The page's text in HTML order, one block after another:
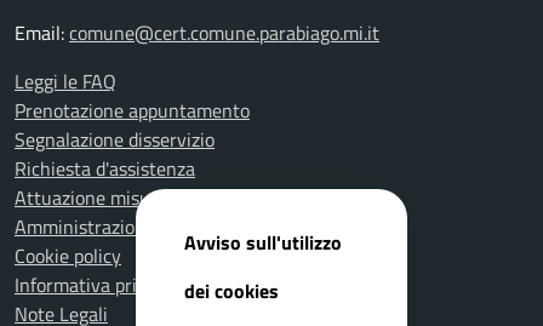
Email:comune@cert.comune.parabiago.mi.it
Leggi le FAQ
Prenotazione appuntamento
Segnalazione disservizio
Richiesta d'assistenza
Attuazione misure PNRR
Amministrazione trasparente
Cookie policy
Informativa privacy
Note Legali
Avviso sull'utilizzo
dei cookies